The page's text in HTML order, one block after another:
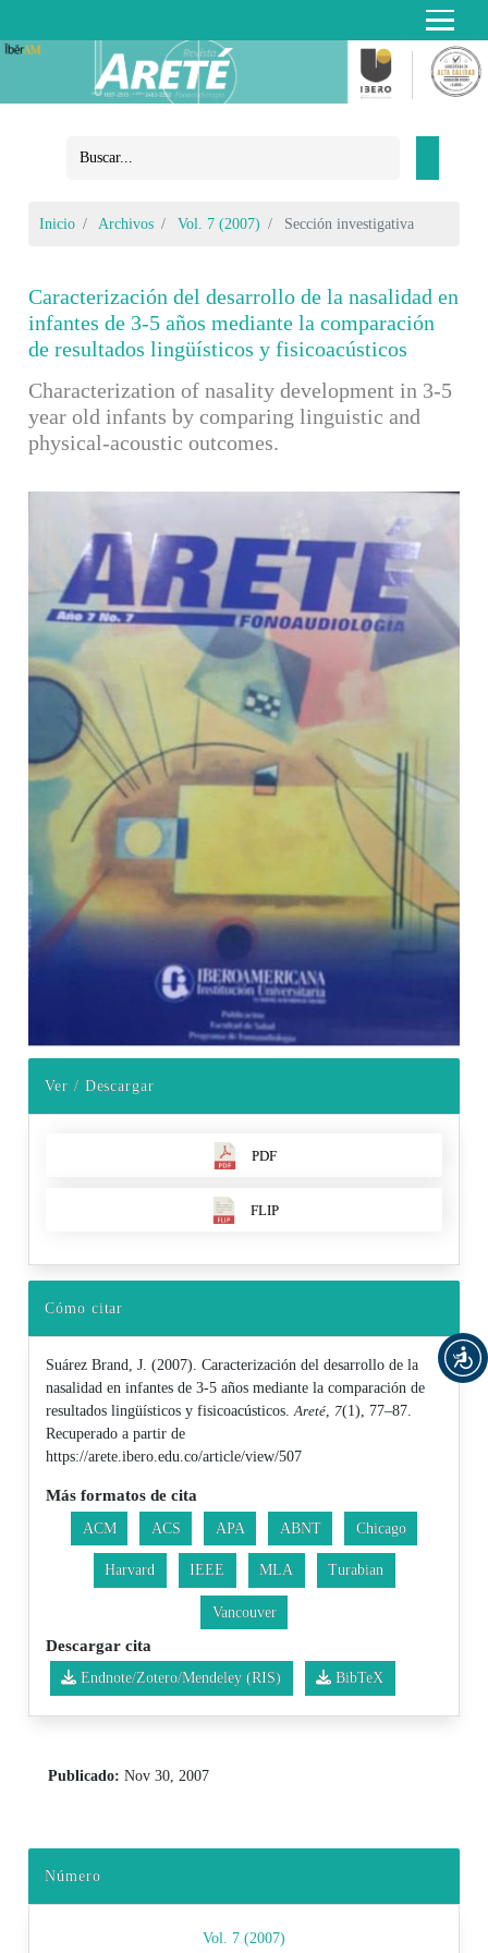
Inicio Archivos Vol. 7 (2007) Sección investigativa
Caracterización del desarrollo de la nasalidad en
infantes de 3-5 años mediante la comparación
de resultados lingüísticos y fisicoacústicos
Characterization of nasality development in 3-5
year old infants by comparing linguistic and
physical-acoustic outcomes.
Barra lateral del artículo
Ver / Descargar
PDF
FLIP
Cómo citar
Suárez Brand, J. (2007). Caracterización del desarrollo de la
nasalidad en infantes de 3-5 años mediante la comparación de
resultados lingüísticos y fisicoacústicos.Areté, 7(1), 77–87.
Recuperado a partir de
https://arete.ibero.edu.co/article/view/507
Más formatos de cita
ACM ACS APA ABNT Chicago
Harvard IEEE MLA Turabian
Vancouver
Descargar cita
Endnote/Zotero/Mendeley (RIS) BibTeX
Publicado: Nov 30, 2007
Número
Vol. 7 (2007)